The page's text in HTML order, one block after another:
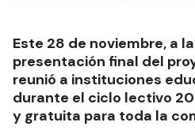
Este 28 de noviembre, a
presentación final del
reunió a instituciones
durante el ciclo lectivo
y gratuita para toda la